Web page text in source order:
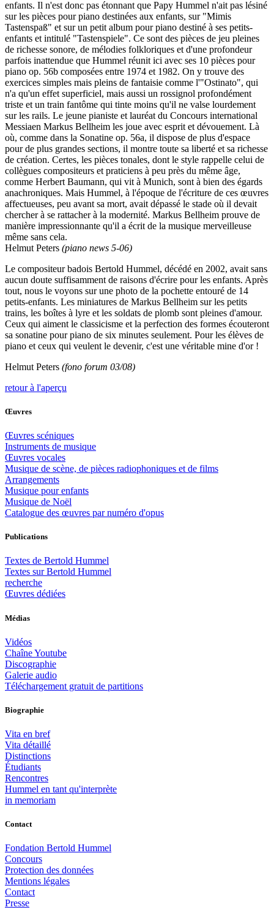
enfants. Il n'est donc pas étonnant que Papy Hummel n'ait pas lésiné
sur les pièces pour piano destinées aux enfants, sur "Mimis
Tastenspaß" et sur un petit album pour piano destiné à ses petits-
enfants et intitulé "Tastenspiele". Ce sont des pièces de jeu pleines
de richesse sonore, de mélodies folkloriques et d'une profondeur
parfois inattendue que Hummel réunit ici avec ses 10 pièces pour
piano op. 56b composées entre 1974 et 1982. On y trouve des
exercices simples mais pleins de fantaisie comme l'"Ostinato", qui
n'a qu'un effet superficiel, mais aussi un rossignol profondément
triste et un train fantôme qui tinte moins qu'il ne valse lourdement
sur les rails. Le jeune pianiste et lauréat du Concours international
Messiaen Markus Bellheim les joue avec esprit et dévouement. Là
où, comme dans la Sonatine op. 56a, il dispose de plus d'espace
pour de plus grandes sections, il montre toute sa liberté et sa richesse
de création. Certes, les pièces tonales, dont le style rappelle celui de
collègues compositeurs et praticiens à peu près du même âge,
comme Herbert Baumann, qui vit à Munich, sont à bien des égards
anachroniques. Mais Hummel, à l'époque de l'écriture de ces œuvres
affectueuses, peu avant sa mort, avait dépassé le stade où il devait
chercher à se rattacher à la modernité. Markus Bellheim prouve de
manière impressionnante qu'il a écrit de la musique merveilleuse
même sans cela.
Helmut Peters (piano news 5-06)
Le compositeur badois Bertold Hummel, décédé en 2002, avait sans
aucun doute suffisamment de raisons d'écrire pour les enfants. Après
tout, nous le voyons sur une photo de la pochette entouré de 14
petits-enfants. Les miniatures de Markus Bellheim sur les petits
trains, les boîtes à lyre et les soldats de plomb sont pleines d'amour.
Ceux qui aiment le classicisme et la perfection des formes écouteront
sa sonatine pour piano de six minutes seulement. Pour les élèves de
piano et ceux qui veulent le devenir, c'est une véritable mine d'or !
Helmut Peters (fono forum 03/08)
retour à l'aperçu
Œuvres
Œuvres scéniques
Instruments de musique
Œuvres vocales
Musique de scène, de pièces radiophoniques et de films
Arrangements
Musique pour enfants
Musique de Noël
Catalogue des œuvres par numéro d'opus
Publications
Textes de Bertold Hummel
Textes sur Bertold Hummel
recherche
Œuvres dédiées
Médias
Vidéos
Chaîne Youtube
Discographie
Galerie audio
Téléchargement gratuit de partitions
Biographie
Vita en bref
Vita détaillé
Distinctions
Étudiants
Rencontres
Hummel en tant qu'interprète
in memoriam
Contact
Fondation Bertold Hummel
Concours
Protection des données
Mentions légales
Contact
Presse